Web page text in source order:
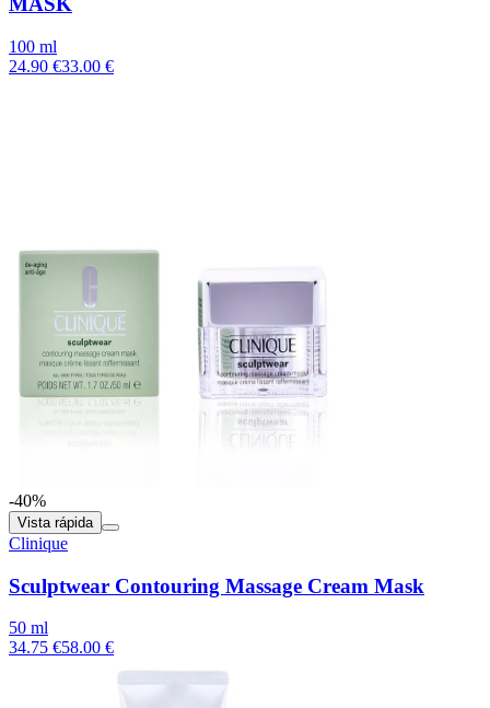
100 ml
24.90 €33.00 €
-40%
Vista rápida
Clinique
Sculptwear Contouring Massage Cream Mask
50 ml
34.75 €58.00 €